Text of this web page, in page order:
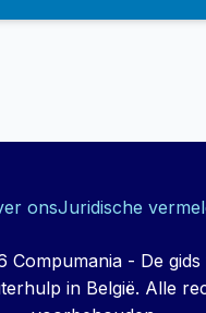
onsJuridische
Compumania - De
in België. Alle